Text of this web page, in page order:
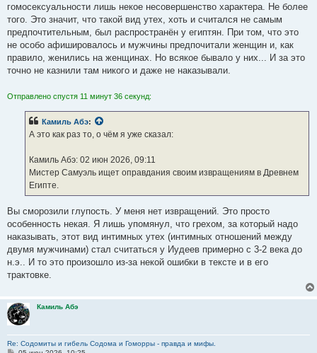
гомосексуальности лишь некое несовершенство характера. Не более
того. Это значит, что такой вид утех, хоть и считался не самым
предпочтительным, был распространён у египтян. При том, что это
не особо афишировалось и мужчины предпочитали женщин и, как
правило, женились на женщинах. Но всякое бывало у них... И за это
точно не казнили там никого и даже не наказывали.
Отправлено спустя 11 минут 36 секунд:
Камиль Абэ:
А это как раз то, о чём я уже сказал:
Камиль Абэ: 02 июн 2026, 09:11
Мистер Самуэль ищет оправдания своим извращениям в Древнем
Египте.
Вы сморозили глупость. У меня нет извращений. Это просто
особенность некая. Я лишь упомянул, что грехом, за который надо
наказывать, этот вид интимных утех (интимных отношений между
двумя мужчинами) стал считаться у Иудеев примерно с 3-2 века до
н.э.. И то это произошло из-за некой ошибки в тексте и в его
трактовке.
Камиль Абэ
Re: Содомиты и гибель Содома и Гоморры - правда и мифы.